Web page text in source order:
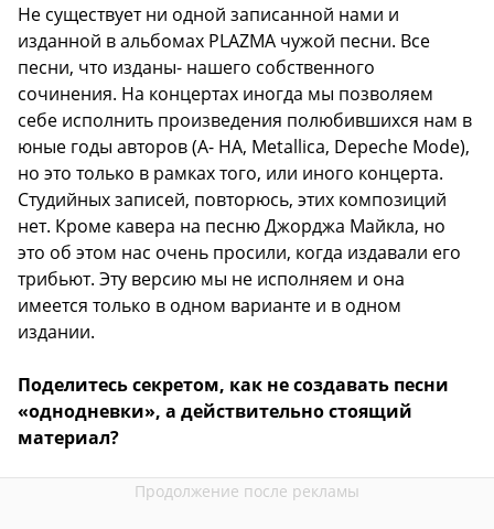
Не существует ни одной записанной нами и
изданной в альбомах PLAZMA чужой песни. Все
песни, что изданы- нашего собственного
сочинения. На концертах иногда мы позволяем
себе исполнить произведения полюбившихся нам в
юные годы авторов (A- HA, Metallica, Depeche Mode),
но это только в рамках того, или иного концерта.
Студийных записей, повторюсь, этих композиций
нет. Кроме кавера на песню Джорджа Майкла, но
это об этом нас очень просили, когда издавали его
трибьют. Эту версию мы не исполняем и она
имеется только в одном варианте и в одном
издании.
Поделитесь секретом, как не создавать песни
«однодневки», а действительно стоящий
материал?